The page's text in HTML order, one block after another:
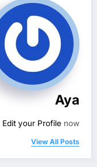
Aya
Edit your Profile now.
View All Posts